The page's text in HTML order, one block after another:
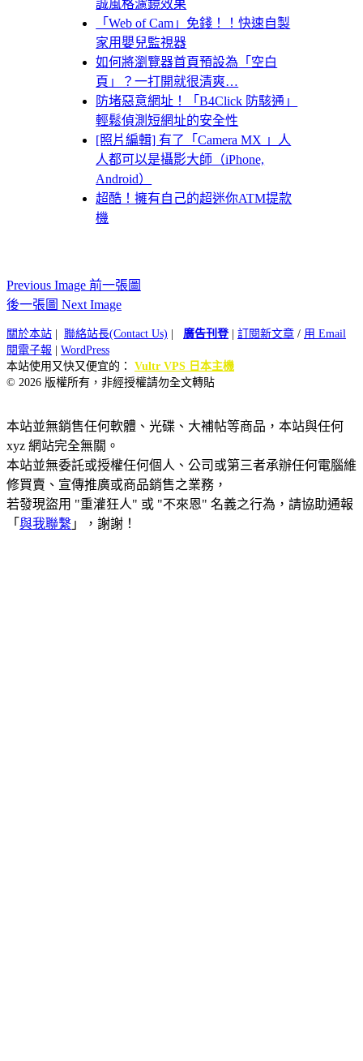
誠風格濾鏡效果
「Web of Cam」免錢！！快速自製
家用嬰兒監視器
如何將瀏覽器首頁預設為「空白
頁」？一打開就很清爽…
防堵惡意網址！「B4Click 防駭通」
輕鬆偵測短網址的安全性
[照片編輯] 有了「Camera MX 」人
人都可以是攝影大師（iPhone,
Android）
超酷！擁有自己的超迷你ATM提款
機
Previous Image 前一張圖
後一張圖 Next Image
關於本站 聯絡站長(Contact Us) 廣告刊登| 訂閱新文章 / 用 Email
閱電子報
WordPress
本站使用又快又便宜的： Vultr VPS 日本主機
© 2026 版權所有，非經授權請勿全文轉貼
本站並無銷售任何軟體、光碟、大補帖等商品，本站與任何
xyz 網站完全無關。
本站並無委託或授權任何個人、公司或第三者承辦任何電腦維
修買賣、宣傳推廣或商品銷售之業務，
若發現盜用 "重灌狂人" 或 "不來恩" 名義之行為，請協助通報
「 與我聯繫 」，謝謝！